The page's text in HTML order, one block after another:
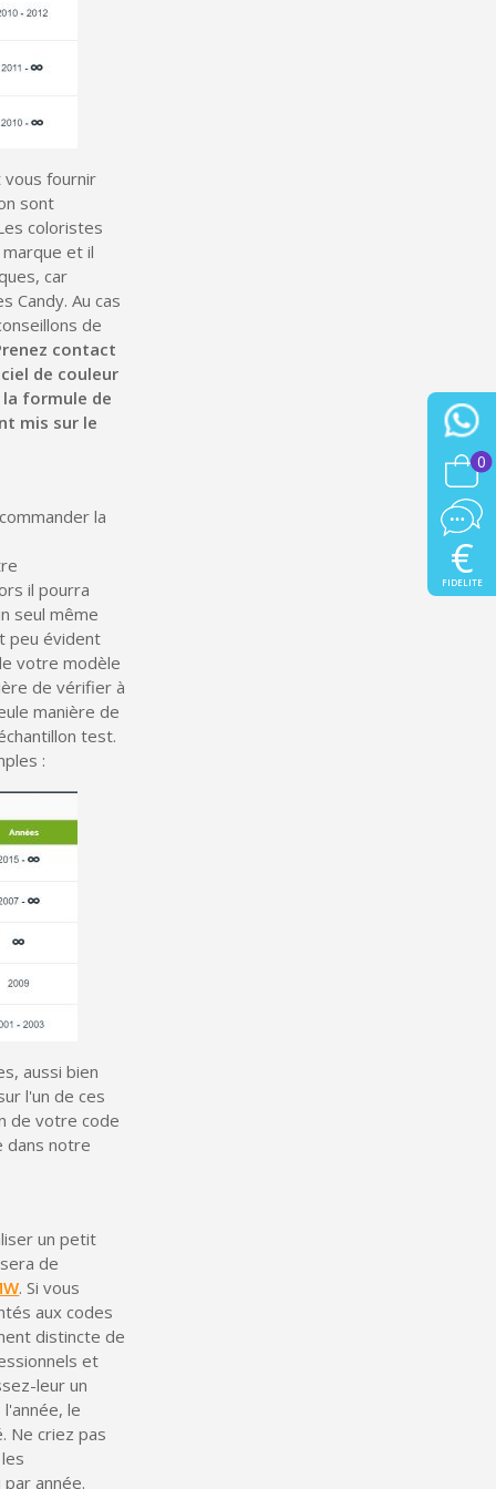
France Métropolitaine
14 jours
commande
parrainage
vous fournir
sont
coloristes
et il
car
Candy. Au cas
de
contact
de couleur
formule de
mis sur le
la
il pourra
seul même
peu évident
votre modèle
de vérifier à
manière de
test.
:
aussi bien
l'un de ces
de votre code
dans notre
un petit
de
. Si vous
aux codes
distincte de
et
leur un
le
Ne criez pas
année.
0
€
FIDELITE